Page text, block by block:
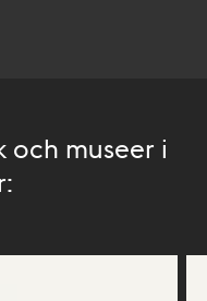
museer i